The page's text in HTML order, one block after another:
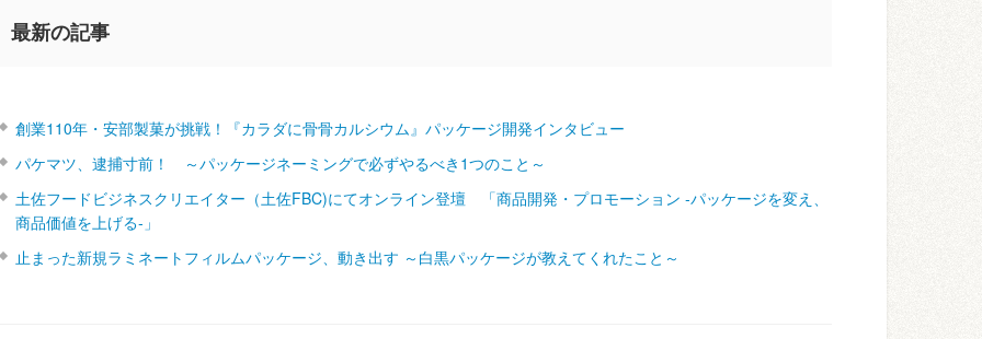
最新の記事
創業110年・安部製菓が挑戦！『カラダに骨骨カルシウム』パッケージ開発インタビュー
パケマツ、逮捕寸前！ ～パッケージネーミングで必ずやるべき1つのこと～
土佐フードビジネスクリエイター（土佐FBC)にてオンライン登壇 「商品開発・プロモーション ‐パッケージを変え、
商品価値を上げる‐」
止まった新規ラミネートフィルムパッケージ、動き出す ～白黒パッケージが教えてくれたこと～